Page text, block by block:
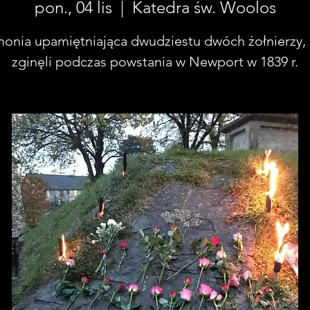
pon., 04 lis
  |
Katedra św. Woolos
upamiętniająca dwudziestu dwóch
zginęli podczas powstania w Newport w 1839 r.